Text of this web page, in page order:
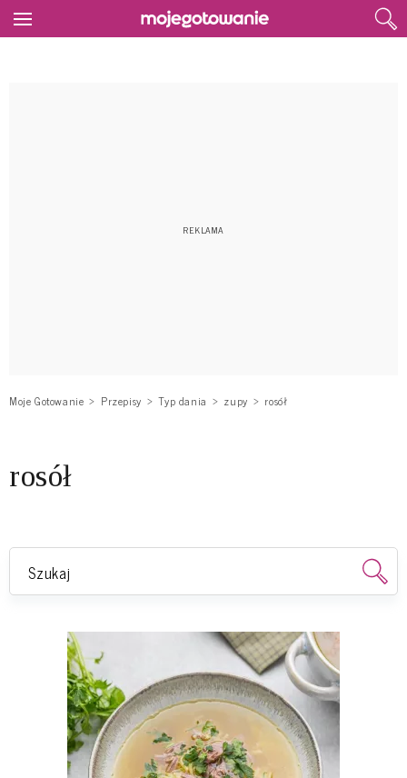
Moje Gotowanie Przepisy Typ dania zupy rosół
rosół